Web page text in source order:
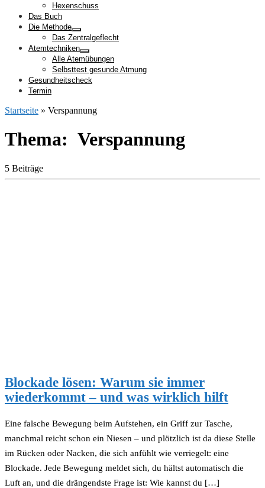
Hexenschuss
Das Buch
Die Methode
Das Zentralgeflecht
Atemtechniken
Alle Atemübungen
Selbsttest gesunde Atmung
Gesundheitscheck
Termin
Startseite » Verspannung
Thema: Verspannung
5 Beiträge
Blockade lösen: Warum sie immer
wiederkommt – und was wirklich hilft
Eine falsche Bewegung beim Aufstehen, ein Griff zur Tasche,
manchmal reicht schon ein Niesen – und plötzlich ist da diese Stelle
im Rücken oder Nacken, die sich anfühlt wie verriegelt: eine
Blockade. Jede Bewegung meldet sich, du hältst automatisch die
Luft an, und die drängendste Frage ist: Wie kannst du […]